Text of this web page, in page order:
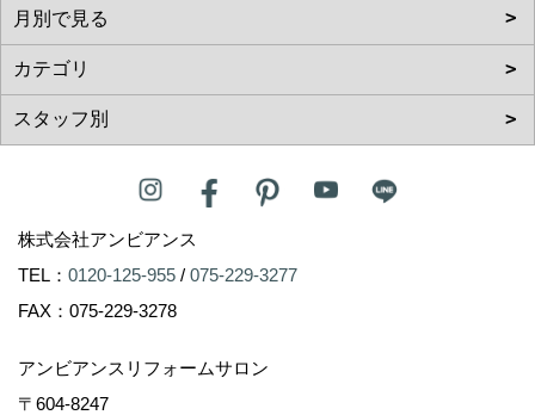
株式会社アンビアンス
TEL： 0120-125-955 / 075-229-3277
FAX：075-229-3278
アンビアンスリフォームサロン
〒604-8247